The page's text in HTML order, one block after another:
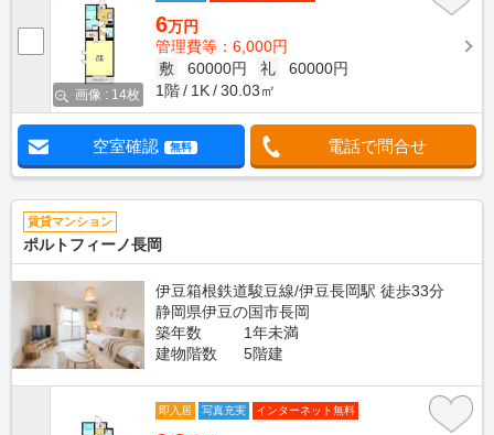
画像 : 14枚
6万円
管理費等：6,000円
敷
60000円 礼
60000円
1階
1K 30.03㎡
空室確認 無料 電話で問合せ
賃貸マンション
ポルトフィーノ長岡
伊豆箱根鉄道駿豆線/伊豆長岡駅 徒歩33分
静岡県伊豆の国市長岡
築年数
1年未満
建物階数
5階建
即入居 写真充実 インターネット無料